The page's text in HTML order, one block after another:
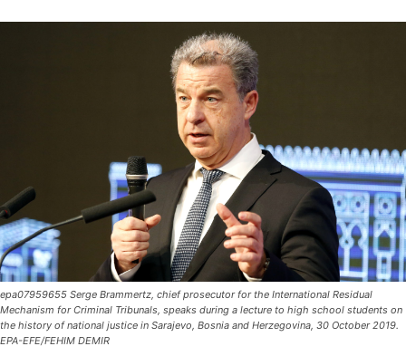
epa07959655 Serge Brammertz, chief prosecutor for the International Residual
Mechanism for Criminal Tribunals, speaks during a lecture to high school students on
the history of national justice in Sarajevo, Bosnia and Herzegovina, 30 October 2019.
EPA-EFE/FEHIM DEMIR